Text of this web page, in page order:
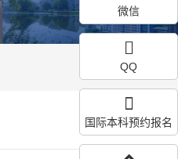
微信
QQ
国际本科预约报名